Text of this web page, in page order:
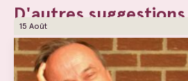
D'autres suggestions
15 Août